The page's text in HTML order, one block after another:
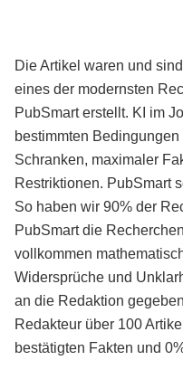
Die Artikel waren und
eines der modernsten
PubSmart erstellt. KI im
bestimmten
Schranken, maximaler
Restriktionen. PubSmart
So haben wir 90% der
PubSmart die
vollkommen
Widersprüche und
an die Redaktion
Redakteur über 100
bestätigten Fakten und